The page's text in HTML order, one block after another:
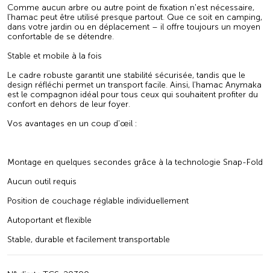
Comme aucun arbre ou autre point de fixation n'est nécessaire,
l'hamac peut être utilisé presque partout. Que ce soit en camping,
dans votre jardin ou en déplacement – il offre toujours un moyen
confortable de se détendre.
Stable et mobile à la fois
Le cadre robuste garantit une stabilité sécurisée, tandis que le
design réfléchi permet un transport facile. Ainsi, l'hamac Anymaka
est le compagnon idéal pour tous ceux qui souhaitent profiter du
confort en dehors de leur foyer.
Vos avantages en un coup d'œil :
Montage en quelques secondes grâce à la technologie Snap-Fold
Aucun outil requis
Position de couchage réglable individuellement
Autoportant et flexible
Stable, durable et facilement transportable